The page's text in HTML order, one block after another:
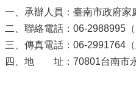
一、承辦人員：臺南市政府家
二、聯絡電話：06-2988995（
三、傳真電話：06-2991764（
四、地 址：70801台南市